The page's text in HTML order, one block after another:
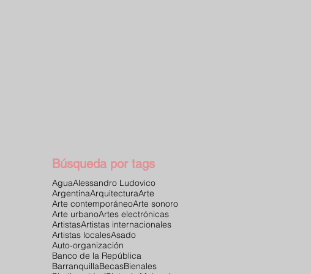
Búsqueda por tags
AguaAlessandro Ludovico
ArgentinaArquitecturaArte
Arte contemporáneoArte sonoro
Arte urbanoArtes electrónicas
ArtistasArtistas internacionales
Artistas localesAsado
Auto-organización
Banco de la República
BarranquillaBecasBienales